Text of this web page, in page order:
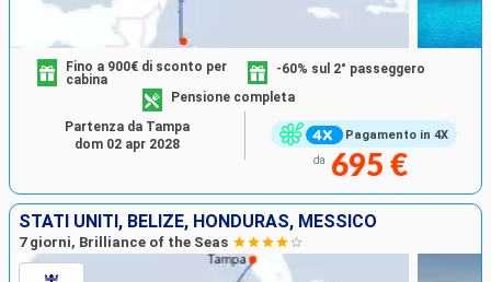
Pagamento in 4X
Fino a 900€ di sconto per
cabina
-60% sul 2° passeggero
Pensione completa
da 695 €
Partenza da Tampa
dom 02 apr 2028
STATI UNITI, BELIZE, HONDURAS, MESSICO
7 giorni, Brilliance of the Seas